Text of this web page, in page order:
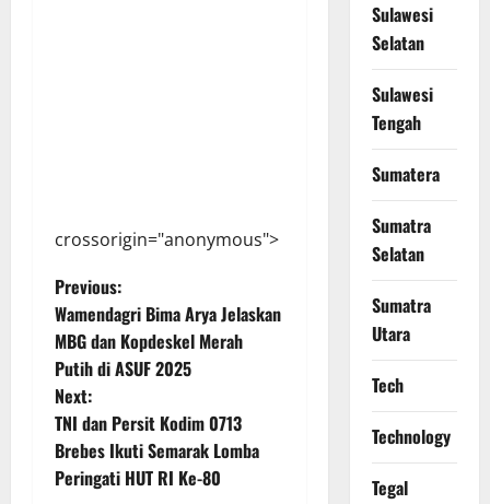
crossorigin="anonymous">
P
o
s
t
n
Previous:
Wamendagri Bima Arya Jelaskan
MBG dan Kopdeskel Merah
Putih di ASUF 2025
Next:
TNI dan Persit Kodim 0713
Brebes Ikuti Semarak Lomba
Peringati HUT RI Ke-80
Sulawesi
Selatan
Sulawesi
Tengah
Sumatera
Sumatra
Selatan
Sumatra
Utara
Tech
Technology
Tegal